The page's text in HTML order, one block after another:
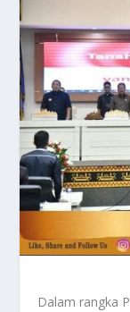
Dalam rangka